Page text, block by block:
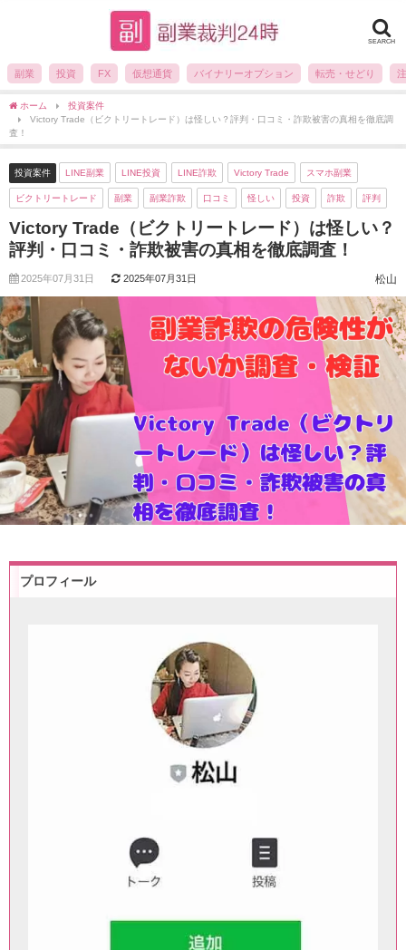
SEARCH
副業 投資 FX 仮想通貨 バイナリーオプション 転売・せどり
ホーム
投資案件
Victory Trade（ビクトリートレード）は怪しい？評判・口コミ・詐欺被害の真相を徹底調
査！
投資案件 LINE副業 LINE投資 LINE詐欺 Victory Trade スマホ副業
ビクトリートレード 副業 副業詐欺 口コミ 怪しい 投資 詐欺 評判
Victory Trade（ビクトリートレード）は怪しい？
評判・口コミ・詐欺被害の真相を徹底調査！
2025年07月31日 2025年07月31日 松山
プロフィール